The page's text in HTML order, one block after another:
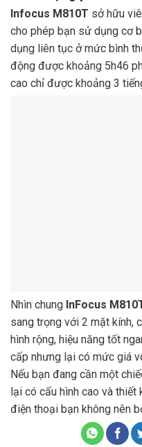
Infocus M810T sở hữu
cho phép bạn sử dụng cơ
dụng liên tục ở mức bình
động được khoảng 5h46
cao chỉ được khoảng 3
Nhìn chung InFocus
sang trọng với 2 mặt kính,
hình rộng, hiệu năng tốt
cấp nhưng lại có mức giá
Nếu bạn đang cần một
lại có cấu hình cao và
điện thoại bạn không nên